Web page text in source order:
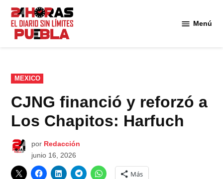
Saltar
contenido
Menú
PUBLICADO
EN
MEXICO
CJNG financió y reforzó a
Los Chapitos: Harfuch
por Redacción
junio 16, 2026
Más